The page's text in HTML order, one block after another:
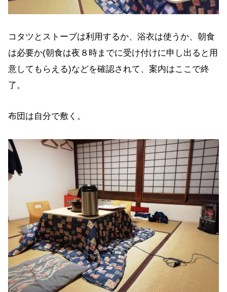
コタツとストーブは利用するか、浴衣は使うか、朝食
は必要か(朝食は夜８時までに受け付けに申し出ると用
意してもらえる)などを確認されて、案内はここで終
了。
布団は自分で敷く。